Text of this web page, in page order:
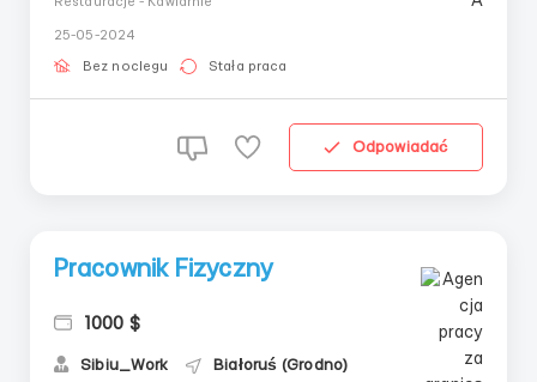
TRINITY, GrodnoWE WSZYSTKICH SPRAWACH PROSIMY
O KONTAKT: Telegram +79377531957 ( ) (
25-05-2024
Bez noclegu Stała praca
Odpowiadać
Pracownik Fizyczny
1000 $
Sibiu_Work Białoruś (Grodno)